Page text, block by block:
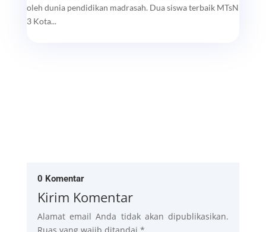
oleh dunia pendidikan madrasah. Dua siswa terbaik MTsN
3 Kota...
0 Komentar
Kirim Komentar
Alamat email Anda tidak akan dipublikasikan.